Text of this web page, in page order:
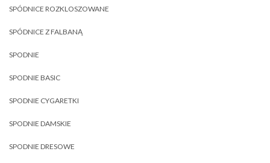
SPÓDNICE ROZKLOSZOWANE
SPÓDNICE Z FALBANĄ
SPODNIE
SPODNIE BASIC
SPODNIE CYGARETKI
SPODNIE DAMSKIE
SPODNIE DRESOWE